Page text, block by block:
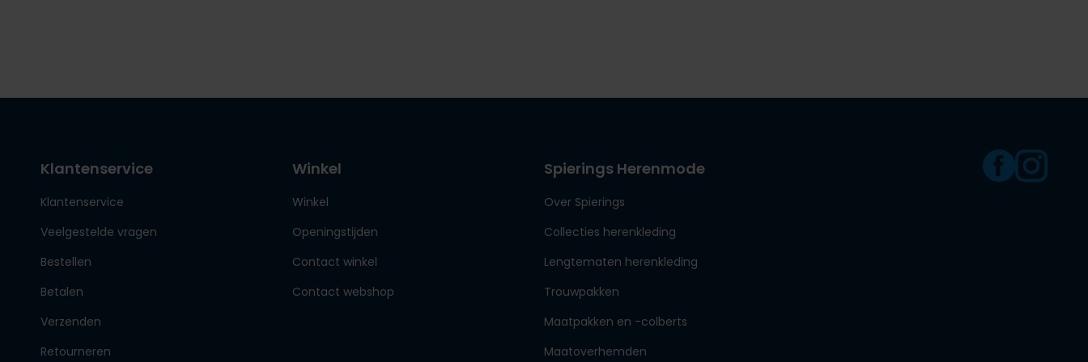
Klantenservice
Klantenservice
Veelgestelde vragen
Bestellen
Betalen
Verzenden
Retourneren
Winkel
Winkel
Openingstijden
Contact winkel
Contact webshop
Spierings Herenmode
Over Spierings
Collecties herenkleding
Lengtematen herenkleding
Trouwpakken
Maatpakken en -colberts
Maatoverhemden